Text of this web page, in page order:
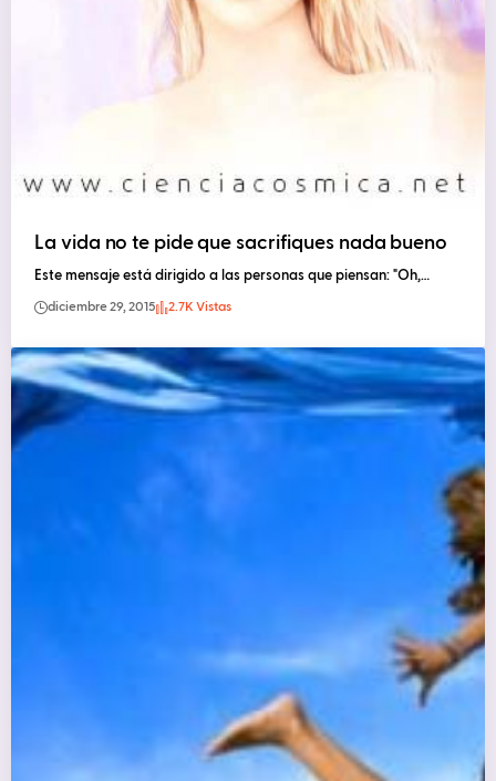
La vida no te pide que sacrifiques nada bueno
Este mensaje está dirigido a las personas que piensan: "Oh,…
diciembre 29, 2015 2.7K Vistas